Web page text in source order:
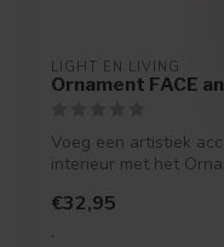
LIGHT EN LIVING
Ornament FACE
Voeg een artistiek
interieur met het
€32,95
.